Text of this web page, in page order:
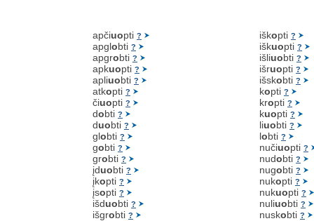
apčiuopti ?
apglobti ?
apgrobti ?
apkuopti ?
apliuobti ?
atkopti ?
čiuopti ?
dobti ?
duobti ?
globti ?
gobti ?
grobti ?
įduobti ?
įkopti ?
įsopti ?
išduobti ?
išgrobti ?
iškopti ?
iškuopti ?
išliuobti ?
išruopti ?
išskobti ?
kopti ?
kropti ?
kuopti ?
liuobti ?
lobti ?
nučiuopti ?
nudobti ?
nugobti ?
nukopti ?
nukuopti ?
nuliuobti ?
nuskobti ?